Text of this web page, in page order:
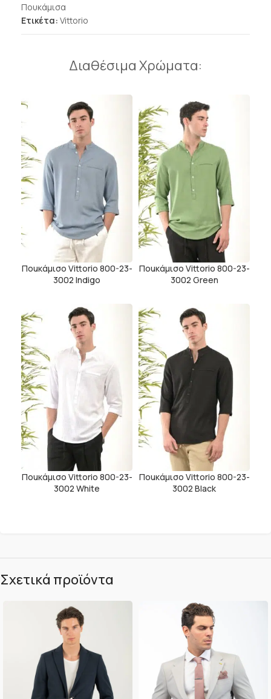
Πουκάμισα
Ετικέτα: Vittorio
Διαθέσιμα Χρώματα:
Ποuκάμισο Vittorio 800-23-
3002 Indigo
Ποuκάμισο Vittorio 800-23-
3002 Green
Ποuκάμισο Vittorio 800-23-
3002 White
Ποuκάμισο Vittorio 800-23-
3002 Black
Σχετικά προϊόντα